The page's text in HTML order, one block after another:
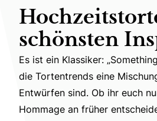
schönsten
Es ist ein Klassiker:
Es ist ein Klassiker:
die Tortentrends eine
Entwürfen sind. Ob ihr euch
Hommage an früher